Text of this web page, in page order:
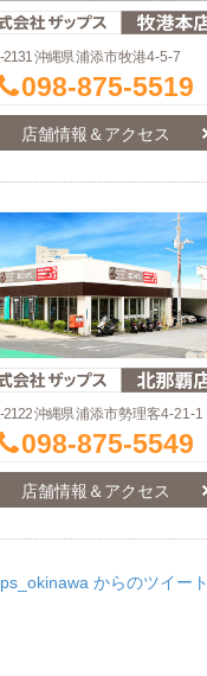
2131 沖縄県浦添市牧港4-5-7
098-875-5519
店舗情報＆アクセス
2122 沖縄県浦添市勢理客4-21-1
098-875-5549
店舗情報＆アクセス
からのツイート